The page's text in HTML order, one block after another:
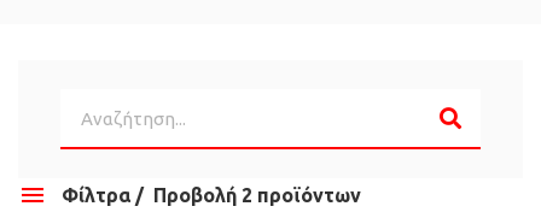
Φίλτρα Προβολή 2 προϊόντων